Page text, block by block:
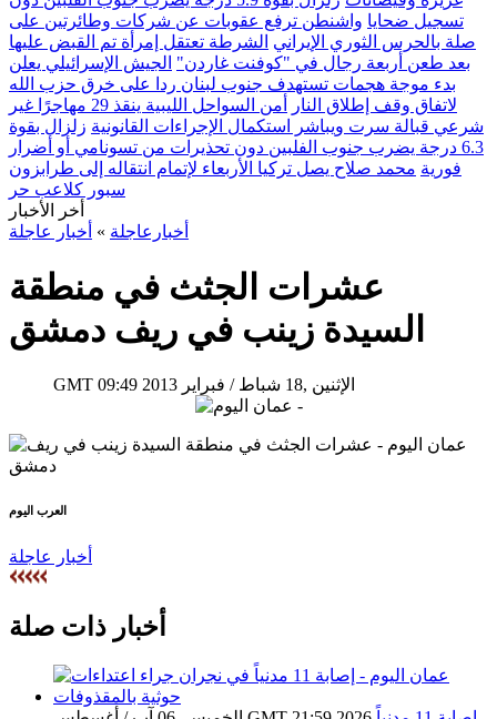
تسجيل ضحايا واشنطن ترفع عقوبات عن شركات وطائرتين على
صلة بالحرس الثوري الإيراني الشرطة تعتقل إمرأة تم القبض عليها
بعد طعن أربعة رجال في "كوفنت غاردن" الجيش الإسرائيلي يعلن
بدء موجة هجمات تستهدف جنوب لبنان ردا على خرق حزب الله
لاتفاق وقف إطلاق النار
أمن السواحل الليبية ينقذ 29 مهاجرًا غير
شرعي قبالة سرت ويباشر استكمال الإجراءات القانونية زلزال بقوة
6.3 درجة يضرب جنوب الفلبين دون تحذيرات من تسونامي أو أضرار
فورية محمد صلاح يصل تركيا الأربعاء لإتمام انتقاله إلى طرابزون
سبور كلاعب حر
أخر الأخبار
أخبارعاجلة » أخبار عاجلة
عشرات الجثث في منطقة
السيدة زينب في ريف دمشق
GMT 09:49 2013 الإثنين ,18 شباط / فبراير
العرب اليوم
أخبار عاجلة
أخبار ذات صلة